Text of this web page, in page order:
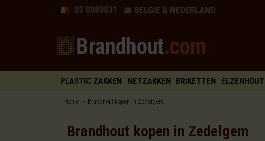
03 8080831 BELGIE & NEDERLAND
PLASTIC ZAKKEN NETZAKKEN BRIKETTEN ELZENHOUT
Home Brandhout kopen in Zedelgem
Brandhout kopen in Zedelgem